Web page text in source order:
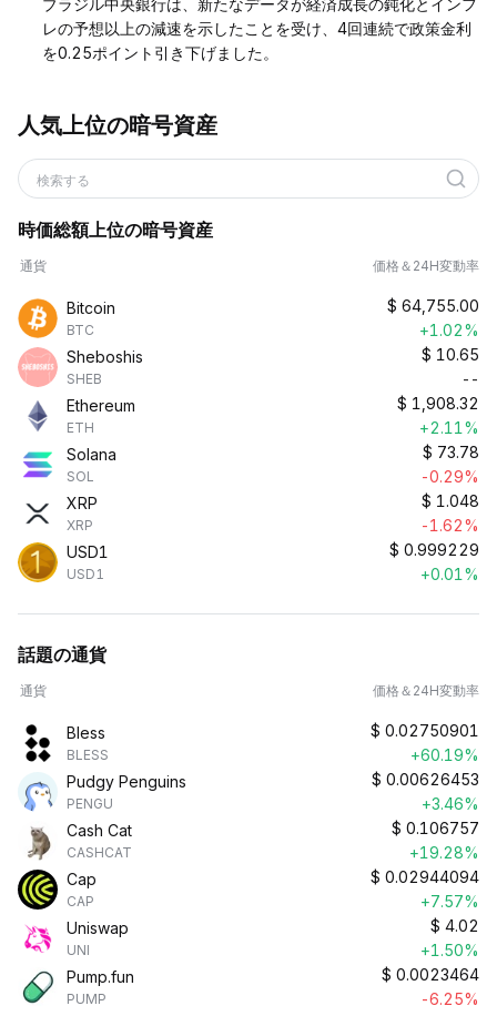
ブラジル中央銀行は、新たなデータが経済成長の鈍化とインフ
レの予想以上の減速を示したことを受け、4回連続で政策金利
を0.25ポイント引き下げました。
人気上位の暗号資産
検索する
時価総額上位の暗号資産
通貨 価格＆24H変動率
Bitcoin
BTC
$ 64,755.00
+1.02%
Sheboshis
SHEB
$ 10.65
--
Ethereum
ETH
$ 1,908.32
+2.11%
Solana
SOL
$ 73.78
-0.29%
XRP
XRP
$ 1.048
-1.62%
USD1
USD1
$ 0.999229
+0.01%
話題の通貨
通貨 価格＆24H変動率
Bless
BLESS
$ 0.02750901
+60.19%
Pudgy Penguins
PENGU
$ 0.00626453
+3.46%
Cash Cat
CASHCAT
$ 0.106757
+19.28%
Cap
CAP
$ 0.02944094
+7.57%
Uniswap
UNI
$ 4.02
+1.50%
Pump.fun
PUMP
$ 0.0023464
-6.25%